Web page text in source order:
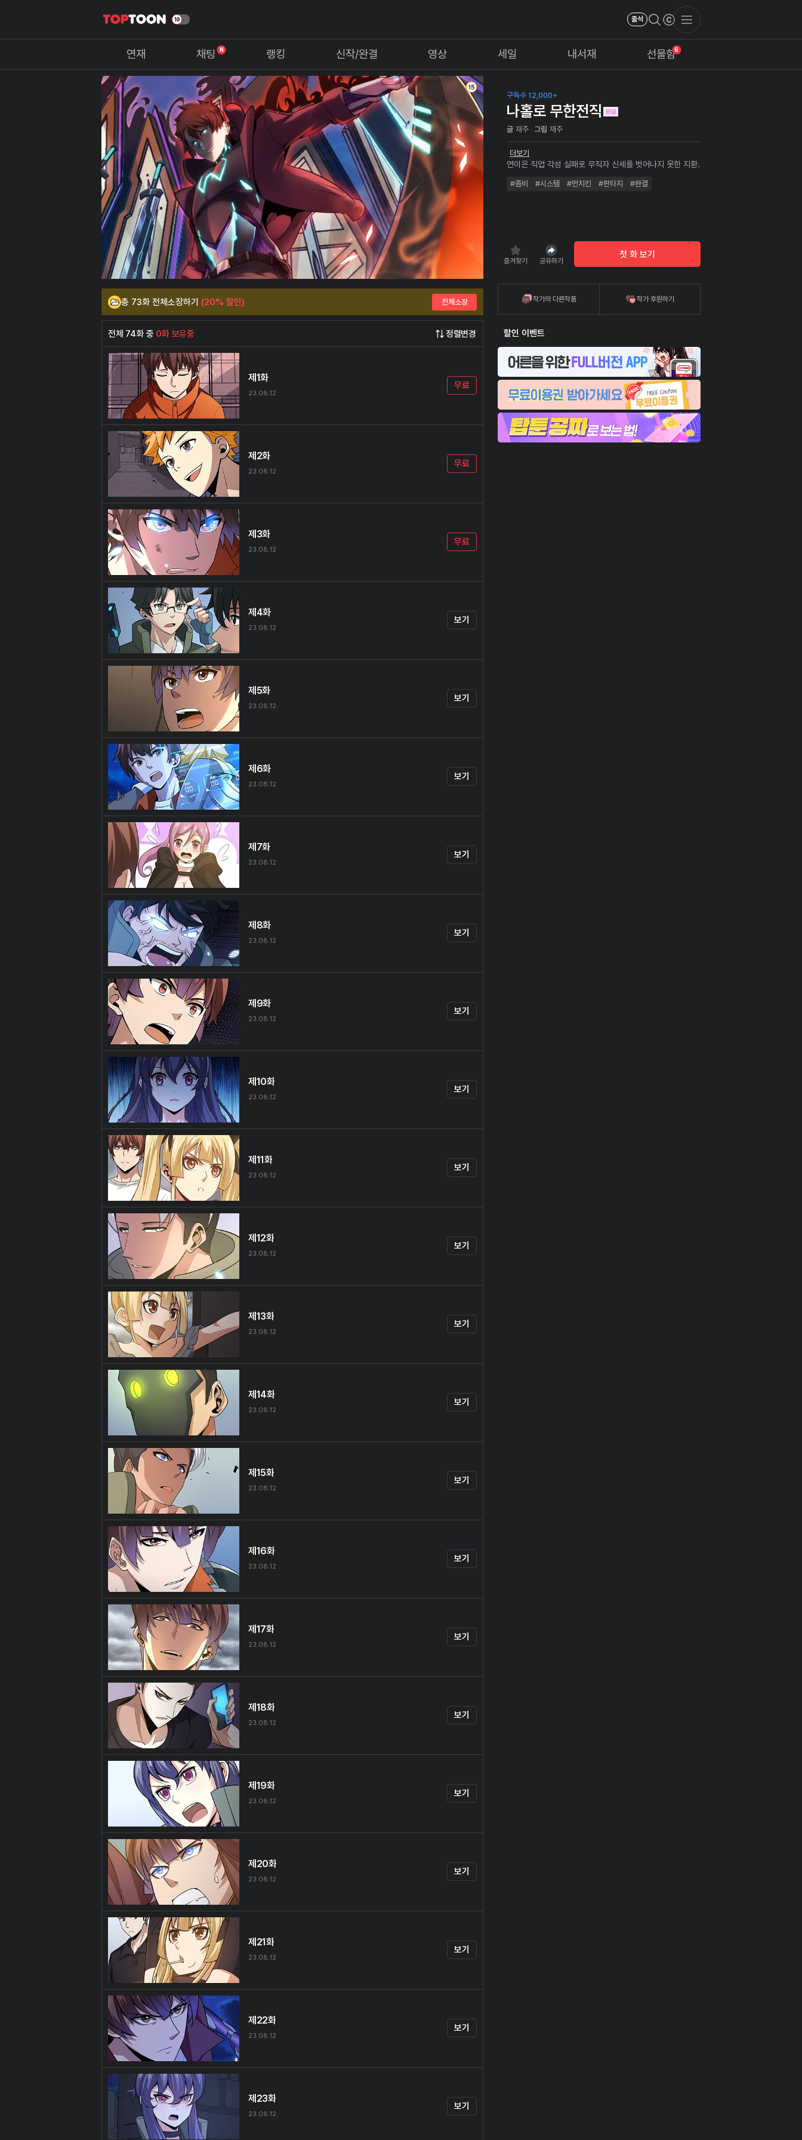
출석
연재 채팅 N 랭킹 신작/완결 영상 세일 내서재 6
선물함
구독수 12,000+
나홀로 무한전직
글 재주 그림 재주
더보기
연이은 직업 각성 실패로 무직자 신세를 벗어나지 못한 지환.
스에 감염되었지만 무직자인 지환이 할 수 있는 건 절규 뿐.
#좀비 #시스템 #먼치킨 #판타지 #완결
즐겨찾기 공유하기
첫 화 보기
작가의 다른작품 작가 후원하기
할인 이벤트
총 73화 전체소장하기 (20% 할인) 전체소장
전체 74화 중 0화 보유중 정렬변경
제1화
23.08.12
무료
제2화
23.08.12
무료
제3화
23.08.12
무료
제4화
23.08.12
보기
제5화
23.08.12
보기
제6화
23.08.12
보기
제7화
23.08.12
보기
제8화
23.08.12
보기
제9화
23.08.12
보기
제10화
23.08.12
보기
제11화
23.08.12
보기
제12화
23.08.12
보기
제13화
23.08.12
보기
제14화
23.08.12
보기
제15화
23.08.12
보기
제16화
23.08.12
보기
제17화
23.08.12
보기
제18화
23.08.12
보기
제19화
23.08.12
보기
제20화
23.08.12
보기
제21화
23.08.12
보기
제22화
23.08.12
보기
제23화
23.08.12
보기